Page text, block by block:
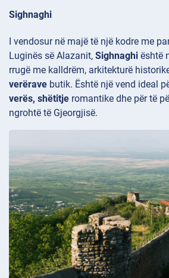
Sighnaghi
I vendosur në majë të një kodre me
Luginës së Alazanit, Sighnaghi është
rrugë me kalldrëm, arkitekturë
verërave butik. Është një vend ideal
verës, shëtitje romantike dhe për të
ngrohtë të Gjeorgjisë.